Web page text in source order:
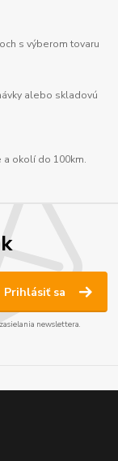
s výberom tovaru
alebo skladovú
a okolí do 100km.
Prihlásiť sa
newslettera.